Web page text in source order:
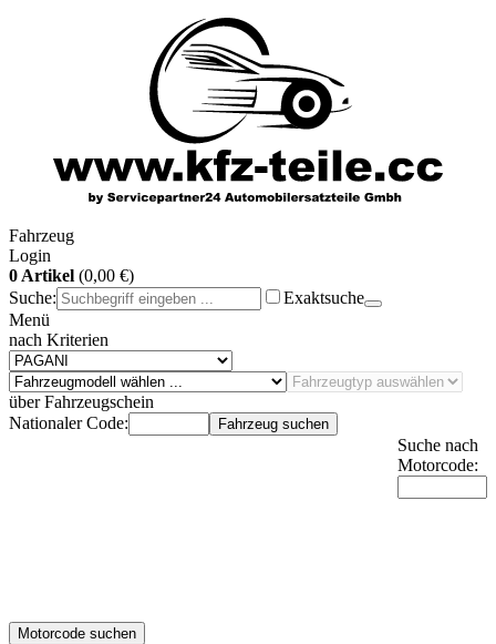
Fahrzeug
Login
0 Artikel (0,00 €)
Suche:
Exaktsuche
Menü
nach Kriterien
über Fahrzeugschein
Nationaler Code:
Fahrzeug suchen
Suche nach
Motorcode:
Motorcode suchen